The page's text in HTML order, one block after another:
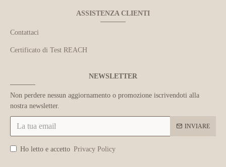
ASSISTENZA CLIENTI
Contattaci
Certificato di Test REACH
NEWSLETTER
Non perdere nessun aggiornamento o promozione iscrivendoti alla
nostra newsletter.
INVIARE
Ho letto e accetto Privacy Policy